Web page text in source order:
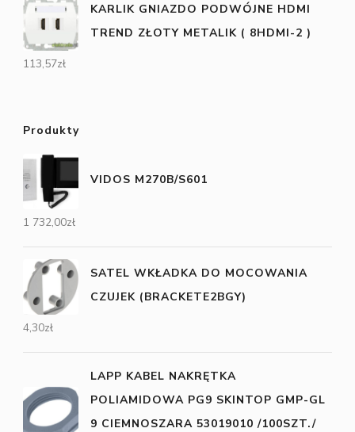
KARLIK GNIAZDO PODWÓJNE HDMI
TREND ZŁOTY METALIK ( 8HDMI-2 )
113,57zł
Produkty
VIDOS M270B/S601
1 732,00zł
SATEL WKŁADKA DO MOCOWANIA
CZUJEK (BRACKETE2BGY)
4,30zł
LAPP KABEL NAKRĘTKA
POLIAMIDOWA PG9 SKINTOP GMP-GL
9 CIEMNOSZARA 53019010 /100SZT./